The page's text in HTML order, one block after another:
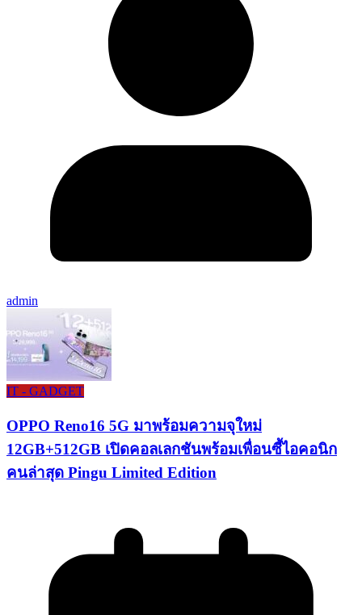
admin
IT - GADGET
OPPO Reno16 5G มาพร้อมความจุใหม่
12GB+512GB เปิดคอลเลกชันพร้อมเพื่อนซี้ไอคอนิก
คนล่าสุด Pingu Limited Edition